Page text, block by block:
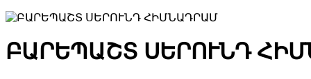
ԲԱՐԵՊԱՇՏ ՍԵՐՈՒՆԴ